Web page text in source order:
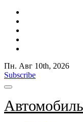
Пн. Авг 10th, 2026
Subscribe